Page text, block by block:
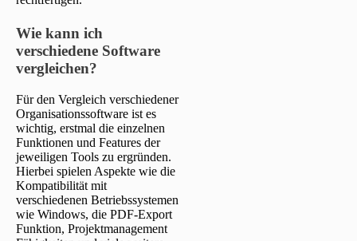
Wie kann ich
verschiedene Software
vergleichen?
Für den Vergleich verschiedener
Organisationssoftware ist es
wichtig, erstmal die einzelnen
Funktionen und Features der
jeweiligen Tools zu ergründen.
Hierbei spielen Aspekte wie die
Kompatibilität mit
verschiedenen Betriebssystemen
wie Windows, die PDF-Export
Funktion, Projektmanagement